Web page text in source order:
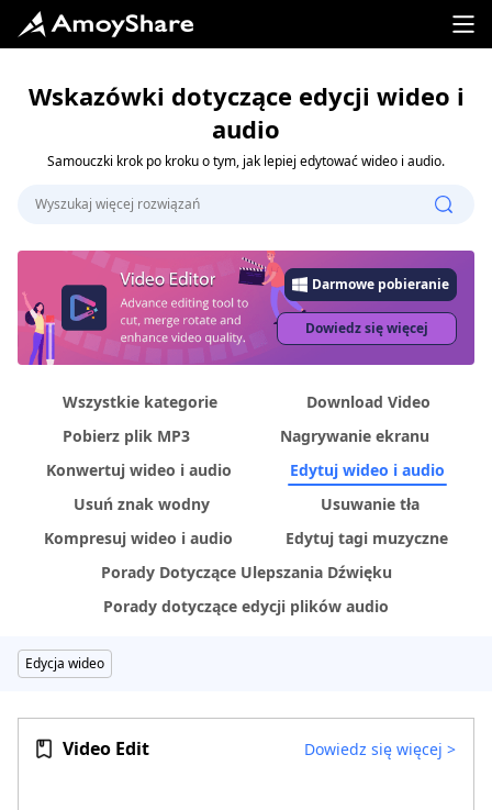
Wskazówki dotyczące edycji wideo i
audio
Samouczki krok po kroku o tym, jak lepiej edytować wideo i audio.
Darmowe pobieranie
Dowiedz się więcej
Wszystkie kategorie
Download Video
Pobierz plik MP3
Nagrywanie ekranu
Konwertuj wideo i audio
Edytuj wideo i audio
Usuń znak wodny
Usuwanie tła
Kompresuj wideo i audio
Edytuj tagi muzyczne
Porady Dotyczące Ulepszania Dźwięku
Porady dotyczące edycji plików audio
Edycja wideo
Video Edit Dowiedz się więcej >